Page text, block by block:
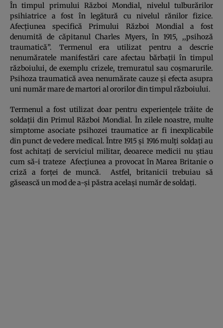
În timpul primului Război Mondial, nivelul tulburărilor
psihiatrice a fost în legătură cu nivelul rănilor fizice.
Afecţiunea specifică Primului Război Mondial a fost
denumită de căpitanul Charles Myers, în 1915, ,,psihoză
traumatică”. Termenul era utilizat pentru a descrie
nenumăratele manifestări care afectau bărbaţii în timpul
războiului, de exemplu crizele, tremuratul sau coşmarurile.
Psihoza traumatică avea nenumărate cauze şi efecta asupra
uni număr mare de martori al ororilor din timpul războiului.
Termenul a fost utilizat doar pentru experienţele trăite de
soldaţii din Primul Război Mondial. În zilele noastre, multe
simptome asociate psihozei traumatice ar fi inexplicabile
din punct de vedere medical. Între 1915 şi 1916 mulţi soldaţi au
fost achitaţi de serviciul militar, deoarece medicii nu ştiau
cum să-i trateze Afecţiunea a provocat în Marea Britanie o
criză a forţei de muncă. Astfel, britanicii trebuiau să
găsească un mod de a-şi păstra acelaşi număr de soldaţi.